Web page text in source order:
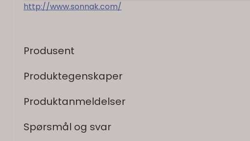
http://www.sonnak.com/
Produsent
Produktegenskaper
Produktanmeldelser
Spørsmål og svar